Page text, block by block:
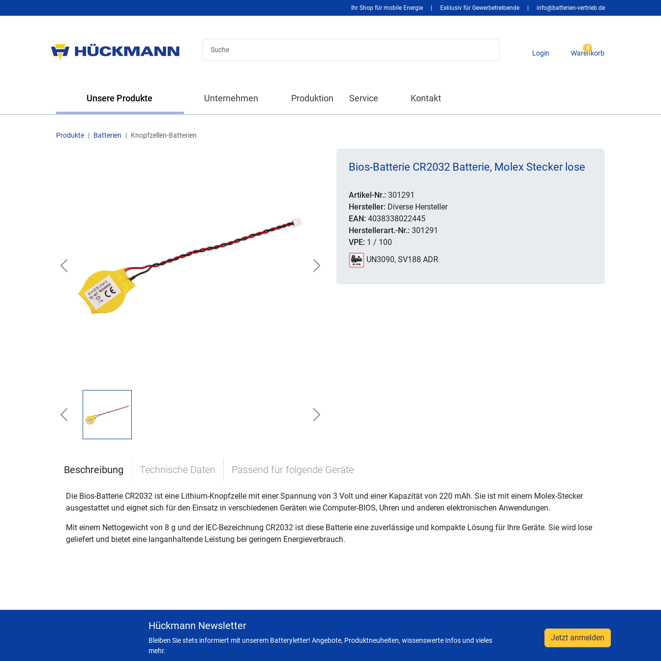
Ihr Shop für mobile Energie Exklusiv für Gewerbetreibende info@batterien-vertrieb.de
Login
0
Warenkorb
Unsere Produkte Unternehmen Produktion Service Kontakt
Produkte Batterien Knopfzellen-Batterien
Previous Next
Previous Next
Bios-Batterie CR2032 Batterie, Molex Stecker lose
Artikel-Nr.: 301291
Hersteller: Diverse Hersteller
EAN: 4038338022445
Herstellerart.-Nr.: 301291
VPE: 1 / 100
UN3090, SV188 ADR
Beschreibung Technische Daten Passend für folgende Geräte
Die Bios-Batterie CR2032 ist eine Lithium-Knopfzelle mit einer Spannung von 3 Volt und einer Kapazität von 220 mAh. Sie ist mit einem Molex-Stecker
ausgestattet und eignet sich für den Einsatz in verschiedenen Geräten wie Computer-BIOS, Uhren und anderen elektronischen Anwendungen.
Mit einem Nettogewicht von 8 g und der IEC-Bezeichnung CR2032 ist diese Batterie eine zuverlässige und kompakte Lösung für Ihre Geräte. Sie wird lose
geliefert und bietet eine langanhaltende Leistung bei geringem Energieverbrauch.
Hückmann Newsletter
Bleiben Sie stets informiert mit unserem Batteryletter! Angebote, Produktneuheiten, wissenswerte Infos und vieles
mehr.
Jetzt anmelden